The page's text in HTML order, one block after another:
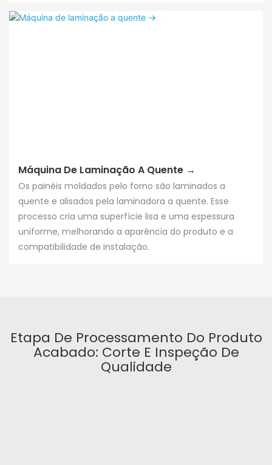
Máquina De Laminação A Quente →
Os painéis moldados pelo forno são laminados a
quente e alisados ​​pela laminadora a quente. Esse
processo cria uma superfície lisa e uma espessura
uniforme, melhorando a aparência do produto e a
compatibilidade de instalação.
Etapa De Processamento Do Produto
Acabado: Corte E Inspeção De
Qualidade